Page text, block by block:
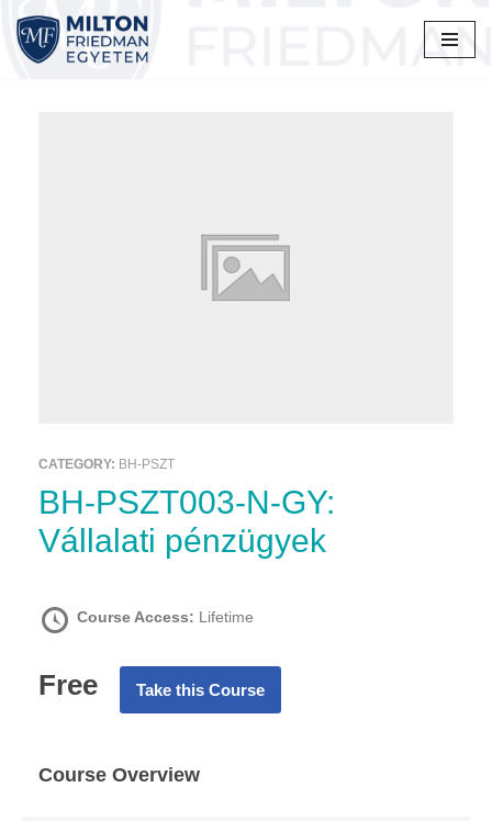
Skip
CATEGORY: BH-PSZT
BH-PSZT003-N-GY:
Vállalati pénzügyek
Course Access: Lifetime
Free Take this Course
Course Overview